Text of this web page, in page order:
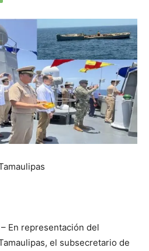
En representación del
el subsecretario de